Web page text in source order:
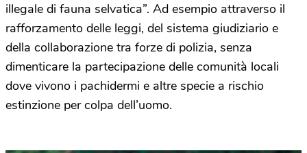
illegale di fauna selvatica”. Ad esempio attraverso il
rafforzamento delle leggi, del sistema giudiziario e
della collaborazione tra forze di polizia, senza
dimenticare la partecipazione delle comunità locali
dove vivono i pachidermi e altre specie a rischio
estinzione per colpa dell’uomo.